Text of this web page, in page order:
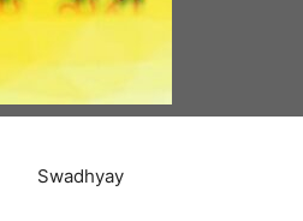
Swadhyay